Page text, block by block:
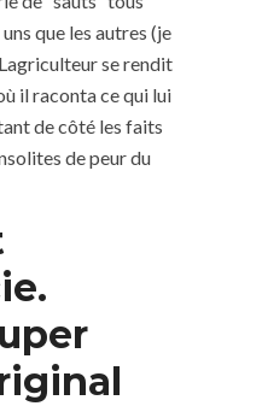
que les autres (je
se rendit
il raconta ce qui lui
de côté les faits
de peur du